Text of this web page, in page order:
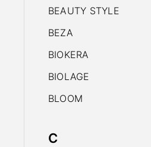
BEAUTY STYLE
BEZA
BIOKERA
BIOLAGE
BLOOM
C